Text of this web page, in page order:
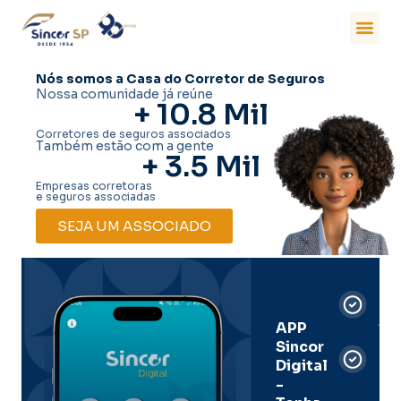
Nós somos a Casa do Corretor de Seguros
Nossa comunidade já reúne
+ 10.8 Mil
Corretores de seguros associados
Também estão com a gente
+ 3.5 Mil
Empresas corretoras
e seguros associadas
SEJA UM ASSOCIADO
APP
Sincor
Digital
-